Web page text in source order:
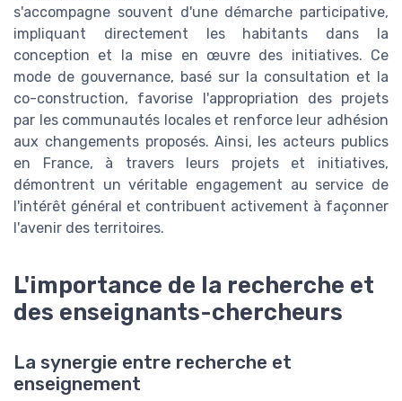
s'accompagne souvent d'une démarche participative,
impliquant directement les habitants dans la
conception et la mise en œuvre des initiatives. Ce
mode de gouvernance, basé sur la consultation et la
co-construction, favorise l'appropriation des projets
par les communautés locales et renforce leur adhésion
aux changements proposés. Ainsi, les acteurs publics
en France, à travers leurs projets et initiatives,
démontrent un véritable engagement au service de
l'intérêt général et contribuent activement à façonner
l'avenir des territoires.
L'importance de la recherche et
des enseignants-chercheurs
La synergie entre recherche et
enseignement